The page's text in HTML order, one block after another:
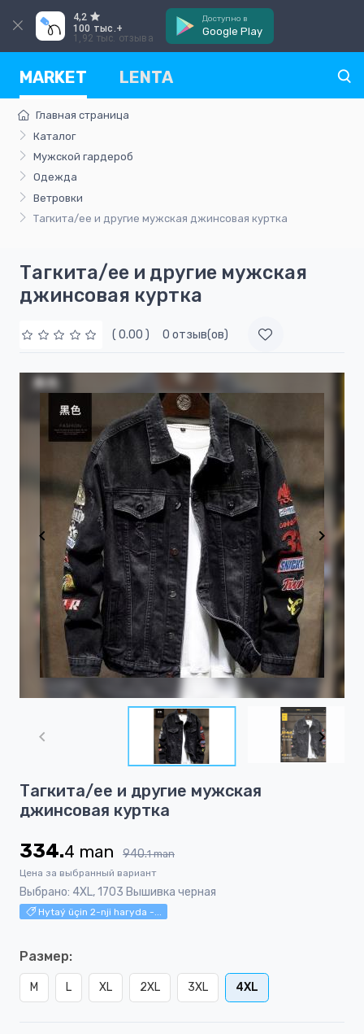
4,2
100 тыс.+
1,92 тыс. отзыва
Доступно в
Google Play
MARKET LENTA
Главная страница
Каталог
Мужской гардероб
Одежда
Ветровки
Тагкита/ее и другие мужская джинсовая куртка
Тагкита/ее и другие мужская
джинсовая куртка
( 0.00 ) 0 отзыв(ов)
1
of
Тагкита/ее и другие мужская
джинсовая куртка
334.4 man 940.1 man
Цена за выбранный вариант
Выбрано: 4XL, 1703 Вышивка черная
Hytaý üçin 2-nji haryda -...
Размер:
M L XL 2XL 3XL 4XL